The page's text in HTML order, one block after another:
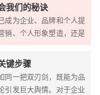
我们的秘诀
成为企业、品牌和个人提
销、个人形象塑造，还是
巨大的传播效应和商业
键步骤
同一把双刃剑，既能为品
引发巨大舆情。对于企业